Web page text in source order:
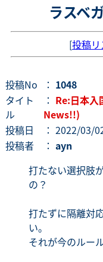
ラスベ
[投稿
投稿No ： 1048
タイト
ル
： Re:日本入
News!!)
投稿日
： 2022/03/
投稿者
： ayn
打たない選択肢
の？
打たずに隔離対
い。
それが今のルー